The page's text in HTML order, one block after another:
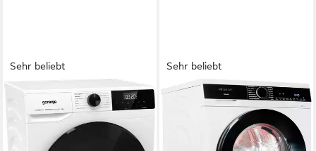
Sehr beliebt
GORENJE
Waschmaschine WNHAI 14
APS/DE
Kapazität Waschen
Sehr beliebt
SIEMENS
Waschmaschine iQ500
WG56G2Z41
Kapazität Waschen